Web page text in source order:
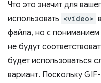
Что это значит для
использовать <video>
файла, но с пониманием
не будут
будет использоваться
вариант. Поскольку